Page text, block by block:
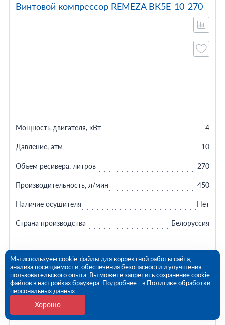
Винтовой компрессор REMEZA ВК5Е-10-270
334 678 ₽ ЗАКАЗАТЬ
Мощность двигателя, кВт 4
Давление, атм 10
Объем ресивера, литров 270
Производительность, л/мин 450
Наличие осушителя Нет
Страна производства Белоруссия
+ Подробнее
Мы используем cookie-файлы для корректной работы сайта,
анализа посещаемости, обеспечения безопасности и улучшения
пользовательского опыта. Вы можете запретить сохранение cookie-
файлов в настройках браузера. Подробнее - в Политике обработки
персональных данных
Хорошо